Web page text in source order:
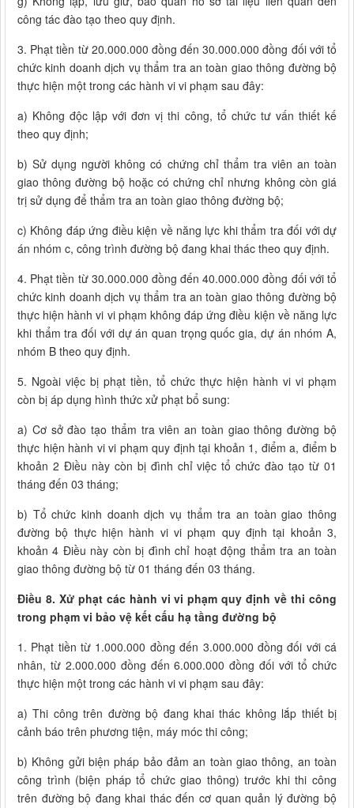
công tác đào tạo theo quy định.
3. Phạt tiền từ 20.000.000 đồng đến 30.000.000 đồng đối với tổ
chức kinh doanh dịch vụ thẩm tra an toàn giao thông đường bộ
thực hiện một trong các hành vi vi phạm sau đây:
a) Không độc lập với đơn vị thi công, tổ chức tư vấn thiết kế
theo quy định;
b) Sử dụng người không có chứng chỉ thẩm tra viên an toàn
giao thông đường bộ hoặc có chứng chỉ nhưng không còn giá
trị sử dụng để thẩm tra an toàn giao thông đường bộ;
c) Không đáp ứng điều kiện về năng lực khi thẩm tra đối với dự
án nhóm c, công trình đường bộ đang khai thác theo quy định.
4. Phạt tiền từ 30.000.000 đồng đến 40.000.000 đồng đối với tổ
chức kinh doanh dịch vụ thẩm tra an toàn giao thông đường bộ
thực hiện hành vi vi phạm không đáp ứng điều kiện về năng lực
khi thẩm tra đối với dự án quan trọng quốc gia, dự án nhóm A,
nhóm B theo quy định.
5. Ngoài việc bị phạt tiền, tổ chức thực hiện hành vi vi phạm
còn bị áp dụng hình thức xử phạt bổ sung:
a) Cơ sở đào tạo thẩm tra viên an toàn giao thông đường bộ
thực hiện hành vi vi phạm quy định tại khoản 1, điểm a, điểm b
khoản 2 Điều này còn bị đình chỉ việc tổ chức đào tạo từ 01
tháng đến 03 tháng;
b) Tổ chức kinh doanh dịch vụ thẩm tra an toàn giao thông
đường bộ thực hiện hành vi vi phạm quy định tại khoản 3,
khoản 4 Điều này còn bị đình chỉ hoạt động thẩm tra an toàn
giao thông đường bộ từ 01 tháng đến 03 tháng.
Điều 8. Xử phạt các hành vi vi phạm quy định về thi công
trong phạm vi bảo vệ kết cấu hạ tầng đường bộ
1. Phạt tiền từ 1.000.000 đồng đến 3.000.000 đồng đối với cá
nhân, từ 2.000.000 đồng đến 6.000.000 đồng đối với tổ chức
thực hiện một trong các hành vi vi phạm sau đây:
a) Thi công trên đường bộ đang khai thác không lắp thiết bị
cảnh báo trên phương tiện, máy móc thi công;
b) Không gửi biện pháp bảo đảm an toàn giao thông, an toàn
công trình (biện pháp tổ chức giao thông) trước khi thi công
trên đường bộ đang khai thác đến cơ quan quản lý đường bộ